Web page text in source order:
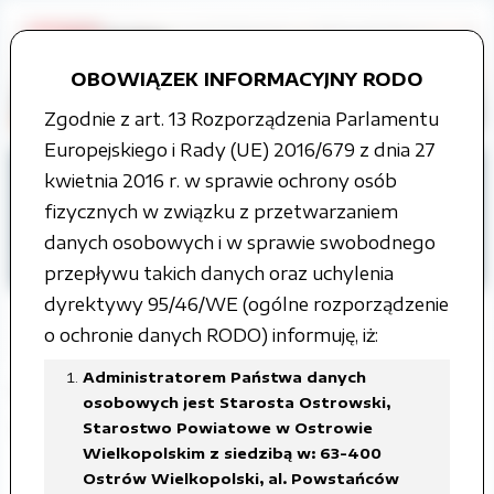
OBOWIĄZEK INFORMACYJNY RODO
Zgodnie z art. 13 Rozporządzenia Parlamentu
Europejskiego i Rady (UE) 2016/679 z dnia 27
kwietnia 2016 r. w sprawie ochrony osób
fizycznych w związku z przetwarzaniem
danych osobowych i w sprawie swobodnego
przepływu takich danych oraz uchylenia
dyrektywy 95/46/WE (ogólne rozporządzenie
o ochronie danych RODO) informuję, iż:
Administratorem Państwa danych
osobowych jest Starosta Ostrowski,
Starostwo Powiatowe w Ostrowie
Wielkopolskim z siedzibą w: 63-400
Ostrów Wielkopolski, al. Powstańców
Strona główna
Organy władzy publicznej
Zarząd Powiatu
Uchwały Zarządu
II kadencja
Posiedzenie Zarządu Powiatu
Ostrowskiego 16 lutego 2004 roku